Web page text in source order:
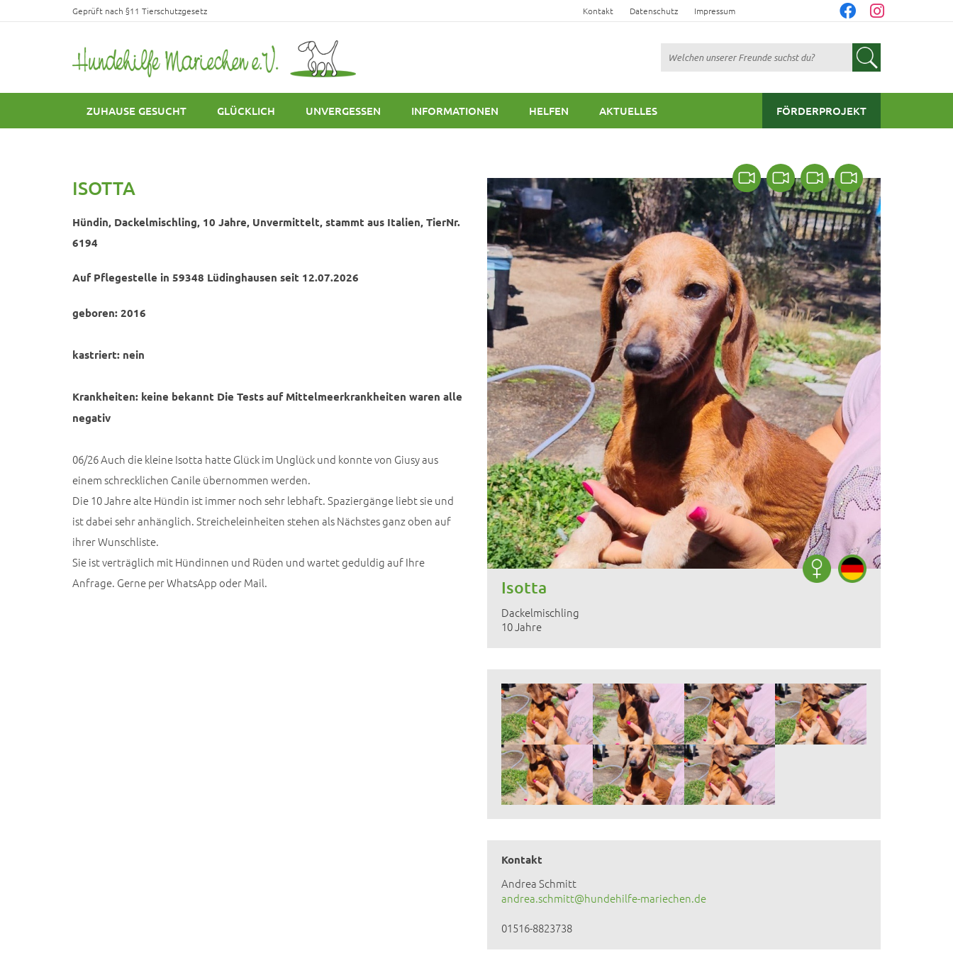
Geprüft nach §11 Tierschutzgesetz Kontakt Datenschutz Impressum
Suchen
ZUHAUSE GESUCHT GLÜCKLICH UNVERGESSEN INFORMATIONEN HELFEN AKTUELLES FÖRDERPROJEKT
ISOTTA
Hündin, Dackelmischling, 10 Jahre, Unvermittelt, stammt aus Italien, TierNr.
6194
Auf Pflegestelle in 59348 Lüdinghausen seit 12.07.2026
geboren: 2016
kastriert: nein
Krankheiten: keine bekannt Die Tests auf Mittelmeerkrankheiten waren alle
negativ
06/26 Auch die kleine Isotta hatte Glück im Unglück und konnte von Giusy aus
einem schrecklichen Canile übernommen werden.
Die 10 Jahre alte Hündin ist immer noch sehr lebhaft. Spaziergänge liebt sie und
ist dabei sehr anhänglich. Streicheleinheiten stehen als Nächstes ganz oben auf
ihrer Wunschliste.
Sie ist verträglich mit Hündinnen und Rüden und wartet geduldig auf Ihre
Anfrage. Gerne per WhatsApp oder Mail.
Isotta
Dackelmischling
10 Jahre
Kontakt
Andrea Schmitt
andrea.schmitt@hundehilfe-mariechen.de
01516-8823738